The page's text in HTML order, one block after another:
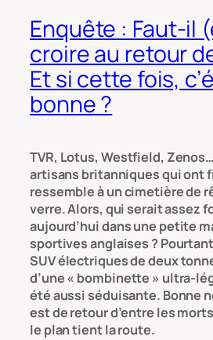
Enquête : Faut-il
croire au retour
Et si cette fois,
bonne ?
TVR, Lotus, Westfield,
artisans britanniques qui ont
ressemble à un cimetière de
verre. Alors, qui serait assez
aujourd’hui dans une petite
sportives anglaises ?
SUV électriques de deux
d’une « bombinette » ultra-
été aussi séduisante. Bonne
est de retour d’entre les
le plan tient la route.